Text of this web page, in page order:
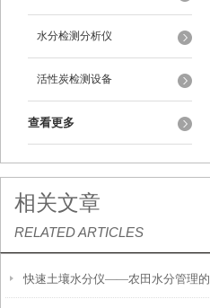
水分检测分析仪
活性炭检测设备
查看更多
相关文章
RELATED ARTICLES
快速土壤水分仪——农田水分管理的